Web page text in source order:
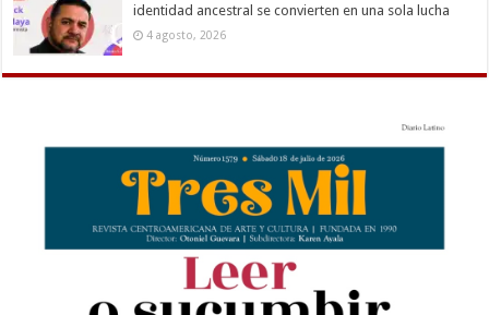
identidad ancestral se convierten en una sola lucha
4 agosto, 2026